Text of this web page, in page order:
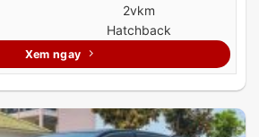
2vkm
Hatchback
Xem ngay